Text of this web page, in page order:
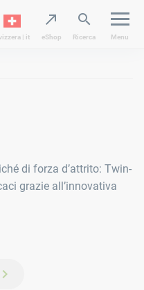
| it eShop Ricerca Menu
di forza d’attrito: Twin-
grazie all’innovativa